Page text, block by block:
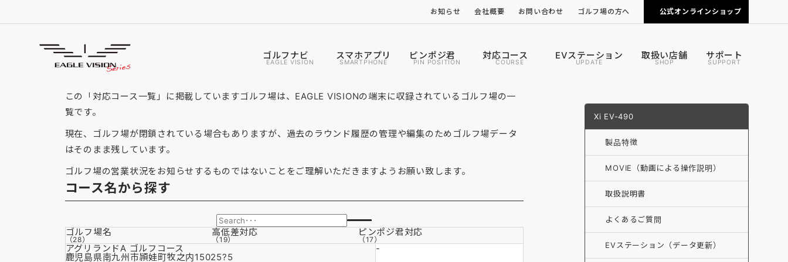
お知らせ 会社概要 お問い合わせ ゴルフ場の方へ
カートナビの導入について
公式オンラインショップ
ゴルフナビ
EAGLE VISION
スマホアプリ
SMARTPHONE
ピンポジ君
PIN POSITION
対応コース
COURSE
EVステーション
UPDATE
取扱い店舗
SHOP
サポート
SUPPORT
「鹿児島県」の対応コース
GOLF COURSE
この「対応コース一覧」に掲載していますゴルフ場は、EAGLE VISIONの端末に収録されているゴルフ場の一
覧です。
現在、ゴルフ場が閉鎖されている場合もありますが、過去のラウンド履歴の管理や編集のためゴルフ場データ
はそのまま残しています。
ゴルフ場の営業状況をお知らせするものではないことをご理解いただきますようお願い致します。
コース名から探す
ゴルフ場名
（28）
高低差対応
（19）
ピンポジ君対応
（17）
アグリランドA ゴルフコース
鹿児島県南九州市頴娃町牧之内15025?5
-
Xi EV-490
製品特徴
MOVIE（動画による操作説明）
取扱説明書
よくあるご質問
EVステーション（データ更新）